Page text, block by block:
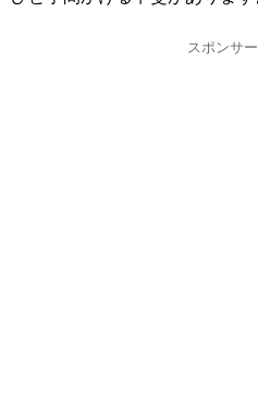
スポンサ